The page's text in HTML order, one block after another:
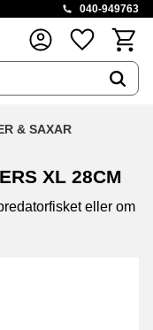
040-949763
Favoriter
& SAXAR
XL 28CM
eller om